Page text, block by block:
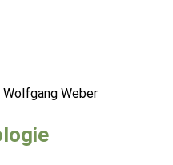
Wolfgang Weber